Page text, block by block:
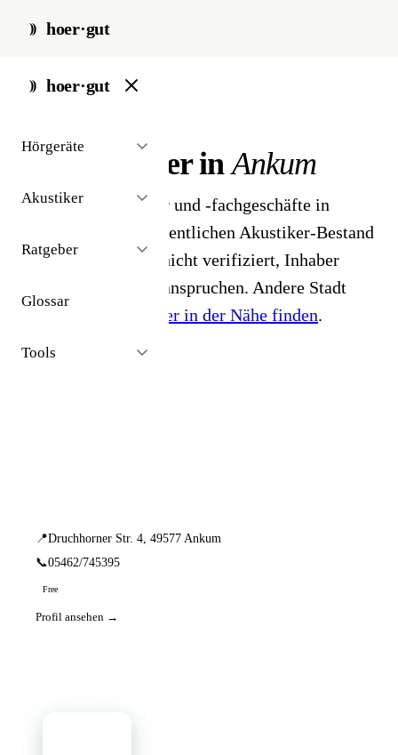
hoer·gut
hoer·gut
Hörgeräte
Akustiker
Ratgeber
Glossar
Tools
start / akustiker / ankum
Hörakustiker inAnkum
1 Hörgeräteakustiker und -fachgeschäfte in
Ankum. Aus dem öffentlichen Akustiker-Bestand
2026 - Profile noch nicht verifiziert, Inhaber
können ihr Profil beanspruchen. Andere Stadt
Hörakustiker in der Nähe finden.
📍Druchhorner Str. 4, 49577 Ankum
📞05462/745395
Free
Profil ansehen →